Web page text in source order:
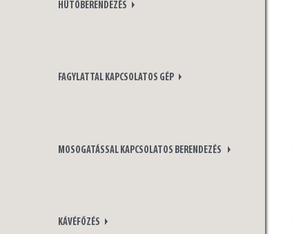
HŰTŐBERENDEZÉS
FAGYLATTAL KAPCSOLATOS GÉP
MOSOGATÁSSAL KAPCSOLATOS BERENDEZÉS
KÁVÉFŐZÉS